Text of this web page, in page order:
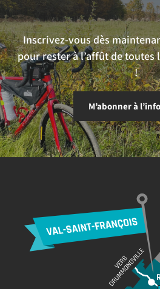
Inscrivez-vous dès
pour rester à l’affût de
!
M’abonner à